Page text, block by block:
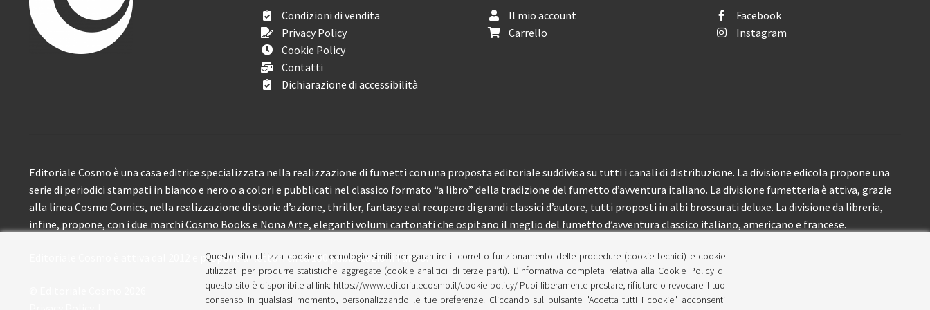
Condizioni di vendita
Privacy Policy
Cookie Policy
Contatti
Dichiarazione di accessibilità
Il mio account
Carrello
Facebook
Instagram
Editoriale Cosmo è una casa editrice specializzata nella realizzazione di fumetti con una proposta editoriale suddivisa su tutti i canali di distribuzione. La divisione edicola propone una
serie di periodici stampati in bianco e nero o a colori e pubblicati nel classico formato “a libro” della tradizione del fumetto d’avventura italiano. La divisione fumetteria è attiva, grazie
alla linea Cosmo Comics, nella realizzazione di storie d’azione, thriller, fantasy e al recupero di grandi classici d’autore, tutti proposti in albi brossurati deluxe. La divisione da libreria,
infine, propone, con i due marchi Cosmo Books e Nona Arte, eleganti volumi cartonati che ospitano il meglio del fumetto d’avventura classico italiano, americano e francese.
Editoriale Cosmo è attiva dal 2012 e propone ai lettori circa 150 pubblicazioni l’anno.
Questo sito utilizza cookie e tecnologie simili per garantire il corretto funzionamento delle procedure (cookie tecnici) e cookie
utilizzati per produrre statistiche aggregate (cookie analitici di terze parti). L’informativa completa relativa alla Cookie Policy di
questo sito è disponibile al link: https://www.editorialecosmo.it/cookie-policy/ Puoi liberamente prestare, rifiutare o revocare il tuo
consenso in qualsiasi momento, personalizzando le tue preferenze. Cliccando sul pulsante "Accetta tutti i cookie" acconsenti